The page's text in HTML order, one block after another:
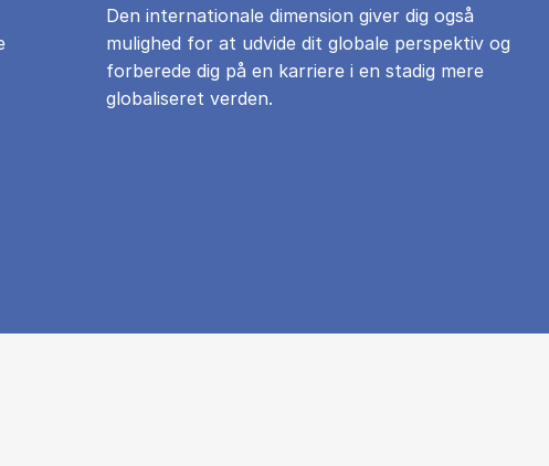
Den internationale dimension giver dig også
mulighed for at udvide dit globale perspektiv og
forberede dig på en karriere i en stadig mere
globaliseret verden.